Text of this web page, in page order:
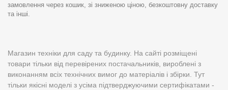
замовлення через кошик, зі зниженою ціною, безкоштовну доставку
та інші.
Магазин техніки для саду та будинку. На сайті розміщені
товари тільки від перевірених постачальників, вироблені з
виконанням всіх технічних вимог до матеріалів і збірки. Тут
тільки якісні моделі з усіма підтверджуючими сертифікатами -